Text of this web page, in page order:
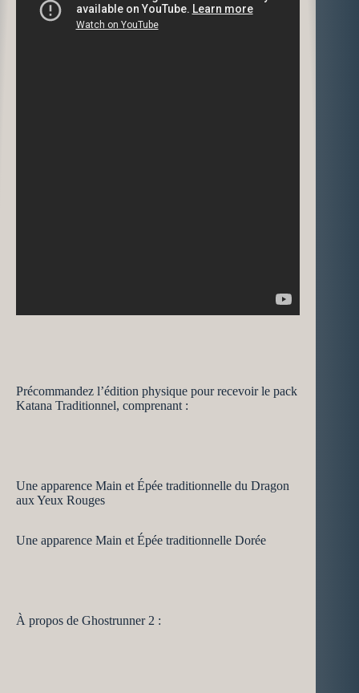
Précommandez l’édition physique pour recevoir le pack
Katana Traditionnel, comprenant :
Une apparence Main et Épée traditionnelle du Dragon
aux Yeux Rouges
Une apparence Main et Épée traditionnelle Dorée
À propos de Ghostrunner 2 :